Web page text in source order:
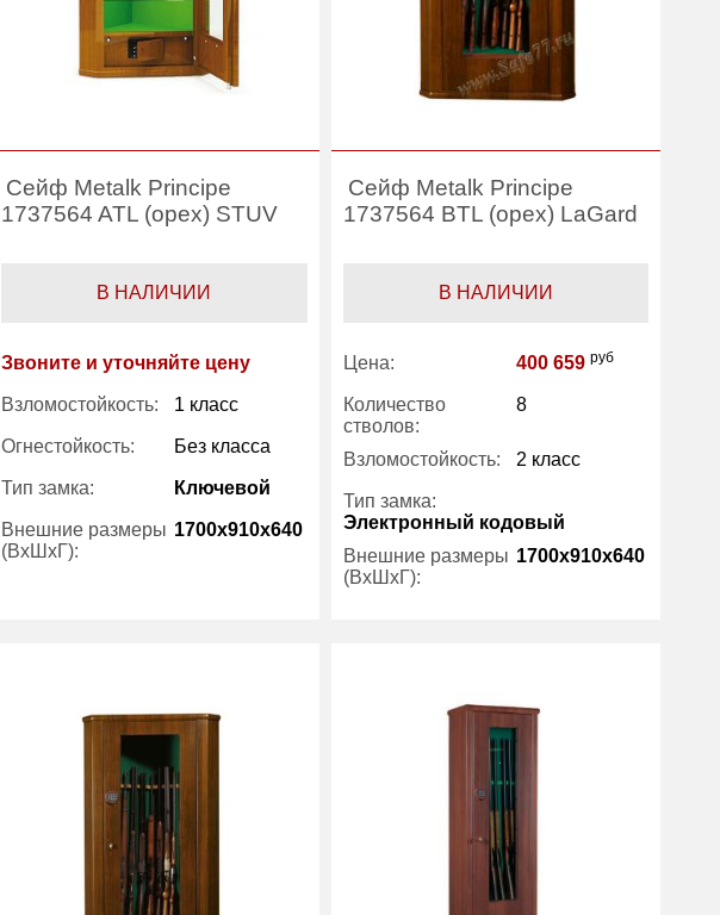
Сейф Metalk Principe
1737564 ATL (орех) STUV
В НАЛИЧИИ
Звоните и уточняйте цену
Взломостойкость: 1 класс
Огнестойкость: Без класса
Тип замка: Ключевой
Внешние размеры
(ВхШхГ):
1700x910x640
Сейф Metalk Principe
1737564 BTL (орех) LaGard
В НАЛИЧИИ
Цена: 400 659 руб
Количество
стволов:
8
Взломостойкость: 2 класс
Тип замка:
Электронный кодовый
Внешние размеры
(ВхШхГ):
1700x910x640
Внутренний объем
66